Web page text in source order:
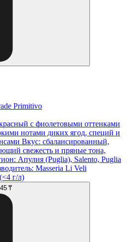
Primitivo
с фиолетовыми оттенками
нотами диких ягод, специй и
Вкус: сбалансированный,
свежесть и пряные тона,
Апулия (Puglia), Salento, Puglia
Masseria Li Veli
г/л)
₸